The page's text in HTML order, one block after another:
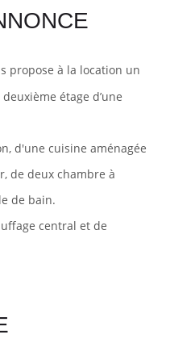
propose à la location un
étage d’une
d'une cuisine aménagée
de deux chambre à
de bain.
central et de